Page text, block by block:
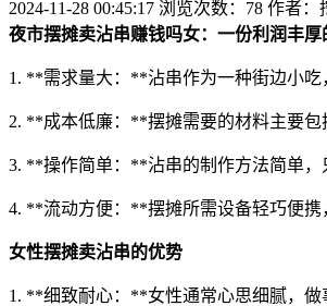
2024-11-28 00:45:17 浏览次数：78 作者
夜市摆摊卖沾串赚钱吗女：一份利润丰厚
1. **需求量大：**沾串作为一种街边小吃
2. **成本低廉：**摆摊需要的材料主要包
3. **操作简单：**沾串的制作方法简单，
4. **流动方便：**摆摊所需设备轻巧便携
女性摆摊卖沾串的优势
1. **细致耐心：**女性通常心思细腻，做